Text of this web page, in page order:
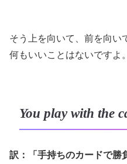
そう上を向いて、前を向い
何もいいことはないですよ。
You play with the
訳：「手持ちのカードで勝